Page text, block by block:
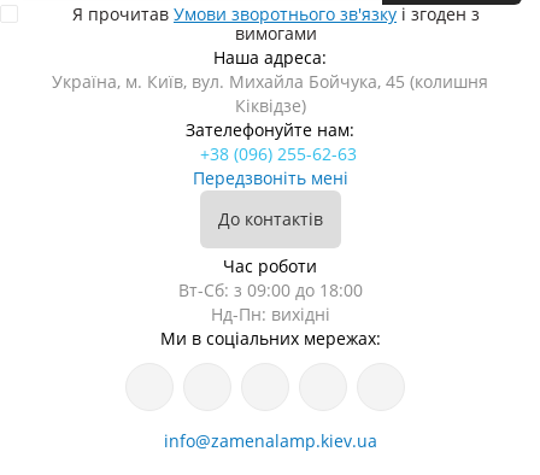
Я прочитав Умови зворотнього зв'язку і згоден з
вимогами
Наша адреса:
Україна, м. Київ, вул. Михайла Бойчука, 45 (колишня
Кіквідзе)
Зателефонуйте нам:
+38 (096) 255-62-63
Передзвоніть мені
До контактів
Час роботи
Вт-Сб: з 09:00 до 18:00
Нд-Пн: вихідні
Ми в соціальних мережах:
info@zamenalamp.kiev.ua